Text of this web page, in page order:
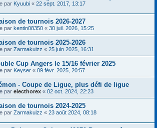
par Kyuubi « 22 sept. 2017, 13:17
de tournois 2026-2027
par kentin08350 « 30 juil. 2026, 15:25
de tournois 2025-2026
par Zarmakuizz « 25 juin 2025, 16:31
Cup Angers le 15/16 février 2025
par Keyser « 09 févr. 2025, 20:57
- Coupe de Ligue, plus défi de ligue
par electhorex « 02 oct. 2024, 22:23
de tournois 2024-2025
par Zarmakuizz « 23 août 2024, 08:18